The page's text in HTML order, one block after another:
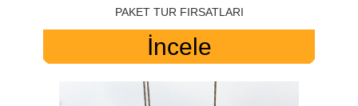
PAKET TUR FIRSATLARI
İncele